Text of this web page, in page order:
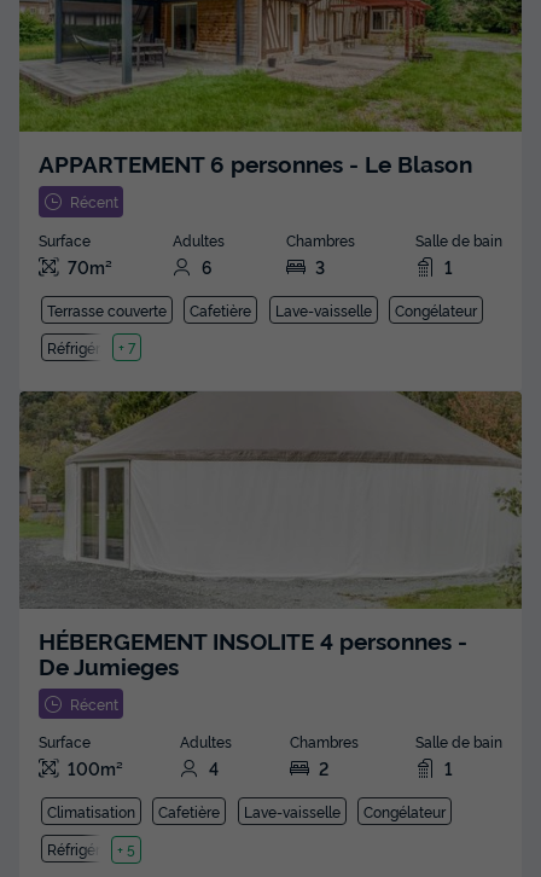
APPARTEMENT 6 personnes - Le Blason
Récent
Surface
70m²
Adultes
6
Chambres
3
Salle de bain
1
Terrasse couverte Cafetière Lave-vaisselle
Congélateur
Réfrigérateur
+ 7
HÉBERGEMENT INSOLITE 4 personnes -
De Jumieges
Récent
Surface
100m²
Adultes
4
Chambres
2
Salle de bain
1
Climatisation Cafetière Lave-vaisselle
Congélateur
Réfrigérateur
+ 5